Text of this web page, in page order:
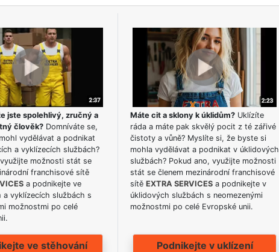
jste spolehlivý, zručný a
člověk?Domníváte se,
vydělávat a podnikat
a vyklízecích službách?
možnosti stát se
franchisové sítě
a podnikejte ve
a vyklízecích službách s
možnostmi po celé
ve stěhování
Máte cit a sklony k úklidům?Uklízíte
ráda a máte pak skvělý pocit z té zářivé
čistoty a vůně? Myslíte si, že byste si
mohla vydělávat a podnikat v úklidových
službách? Pokud ano, využijte možnosti
stát se členem mezinárodní franchisové
sítě EXTRA SERVICESa podnikejte v
úklidových službách s neomezenými
možnostmi po celé Evropské unii.
Podnikejte v uklízení